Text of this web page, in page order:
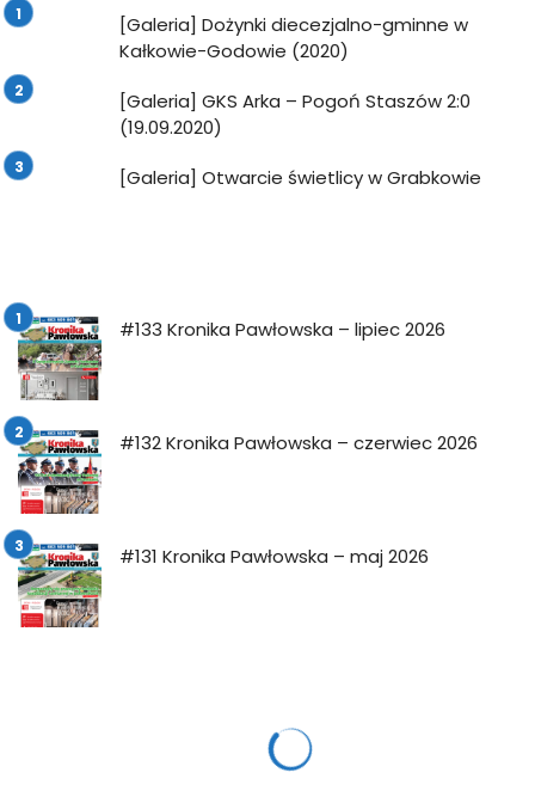
[Galeria] Dożynki diecezjalno-gminne w
Kałkowie-Godowie (2020)
[Galeria] GKS Arka – Pogoń Staszów 2:0
(19.09.2020)
[Galeria] Otwarcie świetlicy w Grabkowie
#133 Kronika Pawłowska – lipiec 2026
#132 Kronika Pawłowska – czerwiec 2026
#131 Kronika Pawłowska – maj 2026